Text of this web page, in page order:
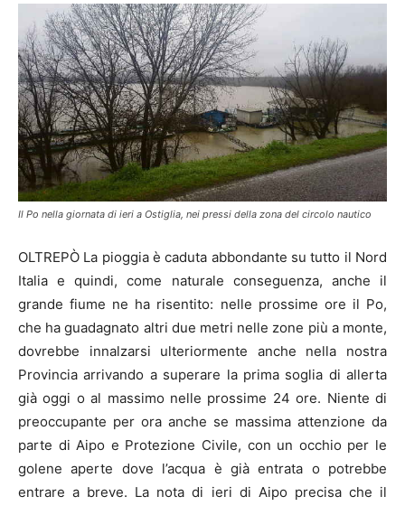
Il Po nella giornata di ieri a Ostiglia, nei pressi della zona del circolo nautico
OLTREPÒ La pioggia è caduta abbondante su tutto il Nord
Italia e quindi, come naturale conseguenza, anche il
grande fiume ne ha risentito: nelle prossime ore il Po,
che ha guadagnato altri due metri nelle zone più a monte,
dovrebbe innalzarsi ulteriormente anche nella nostra
Provincia arrivando a superare la prima soglia di allerta
già oggi o al massimo nelle prossime 24 ore. Niente di
preoccupante per ora anche se massima attenzione da
parte di Aipo e Protezione Civile, con un occhio per le
golene aperte dove l’acqua è già entrata o potrebbe
entrare a breve. La nota di ieri di Aipo precisa che il